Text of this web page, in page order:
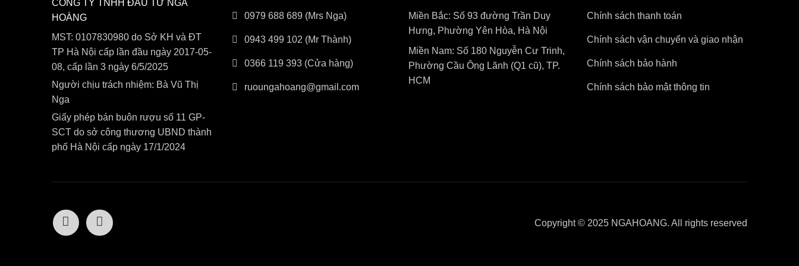
CÔNG TY TNHH ĐẦU TƯ NGA
HOÀNG
MST: 0107830980 do Sở KH và ĐT
TP Hà Nội cấp lần đầu ngày 2017-05-
08, cấp lần 3 ngày 6/5/2025
Người chịu trách nhiệm: Bà Vũ Thị
Nga
Giấy phép bán buôn rượu số 11 GP-
SCT do sở công thương UBND thành
phố Hà Nội cấp ngày 17/1/2024
0979 688 689 (Mrs Nga)
0943 499 102 (Mr Thành)
0366 119 393 (Cửa hàng)
ruoungahoang@gmail.com
Miền Bắc: Số 93 đường Trần Duy
Hưng, Phường Yên Hòa, Hà Nội
Miền Nam: Số 180 Nguyễn Cư Trinh,
Phường Cầu Ông Lãnh (Q1 cũ), TP.
HCM
Chính sách thanh toán
Chính sách vận chuyển và giao nhận
Chính sách bảo hành
Chính sách bảo mật thông tin
Copyright © 2025 NGAHOANG. All rights reserved